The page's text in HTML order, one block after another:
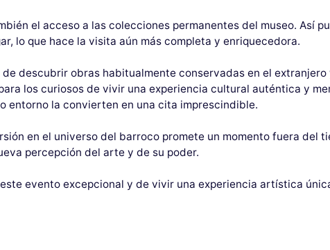
el acceso a las colecciones permanentes del museo. Así
lo que hace la visita aún más completa y enriquecedora.
descubrir obras habitualmente conservadas en el extranjero
los curiosos de vivir una experiencia cultural auténtica y
entorno la convierten en una cita imprescindible.
en el universo del barroco promete un momento fuera del
percepción del arte y de su poder.
evento excepcional y de vivir una experiencia artística